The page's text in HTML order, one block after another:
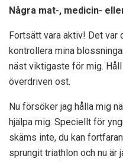
Några mat-, medicin-
Fortsätt vara aktiv! Det
kontrollera mina
näst viktigaste för mig.
överdriven ost.
Nu försöker jag hålla mig
hjälpa mig. Speciellt för
skäms inte, du kan
sprungit triathlon och nu är